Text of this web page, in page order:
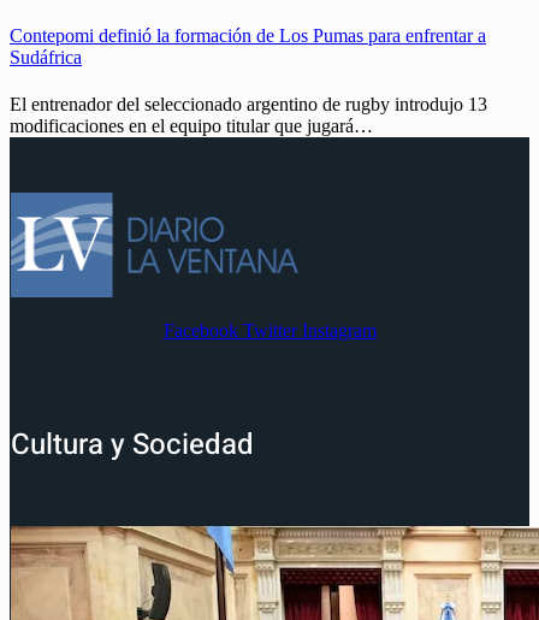
Contepomi definió la formación de Los Pumas para enfrentar a
Sudáfrica
El entrenador del seleccionado argentino de rugby introdujo 13
modificaciones en el equipo titular que jugará…
Facebook Twitter Instagram
Cultura y Sociedad